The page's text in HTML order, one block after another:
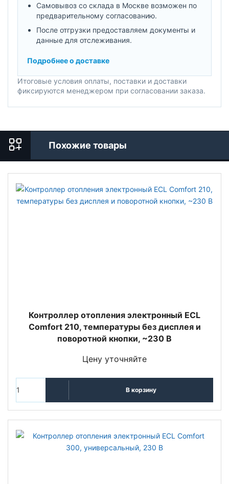
Самовывоз со склада в Москве возможен по
предварительному согласованию.
После отгрузки предоставляем документы и
данные для отслеживания.
Подробнее о доставке
Итоговые условия оплаты, поставки и доставки
фиксируются менеджером при согласовании заказа.
Похожие товары
Контроллер отопления электронный ECL
Comfort 210, температуры без дисплея и
поворотной кнопки, ~230 В
Цену уточняйте
В корзину